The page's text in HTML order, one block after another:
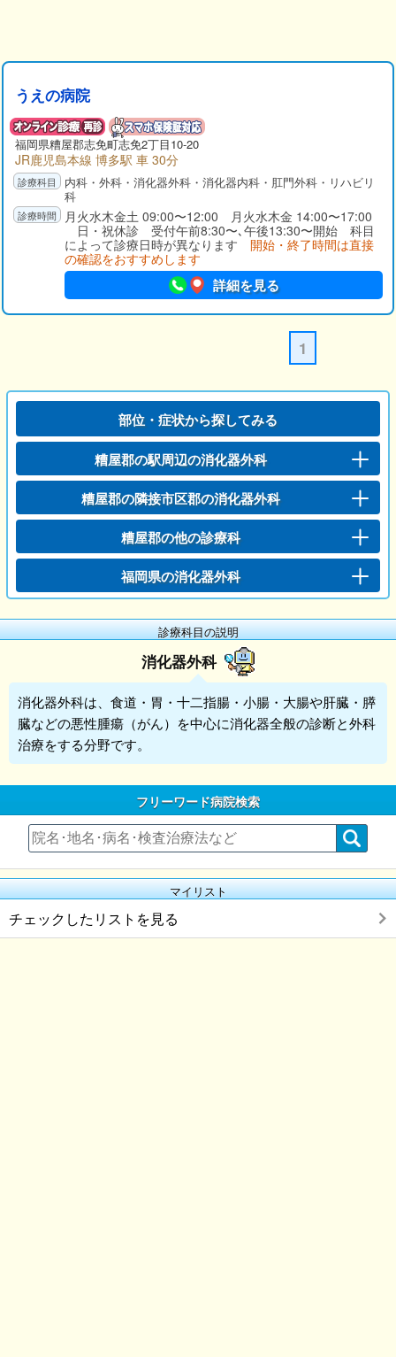
うえの病院
福岡県糟屋郡志免町志免2丁目10-20
JR鹿児島本線 博多駅 車 30分
内科・外科・消化器外科・消化器内科・肛門外科・リハビリ
科
月火水木金土 09:00〜12:00 月火水木金 14:00〜17:00
日・祝休診 受付午前8:30〜､午後13:30〜開始 科目
によって診療日時が異なります 開始・終了時間は直接
の確認をおすすめします
詳細を見る
1
部位・症状から探してみる
糟屋郡の駅周辺の消化器外科
糟屋郡の隣接市区郡の消化器外科
糟屋郡の他の診療科
福岡県の消化器外科
診療科目の説明
消化器外科
消化器外科は、食道・胃・十二指腸・小腸・大腸や肝臓・膵
臓などの悪性腫瘍（がん）を中心に消化器全般の診断と外科
治療をする分野です。
フリーワード病院検索
マイリスト
チェックしたリストを見る